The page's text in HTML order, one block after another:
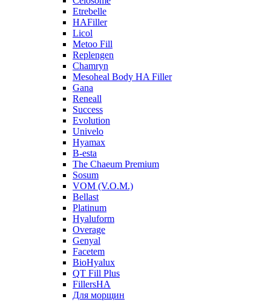
Etrebelle
HAFiller
Licol
Metoo Fill
Replengen
Chamryn
Mesoheal Body HA Filler
Gana
Reneall
Success
Evolution
Univelo
Hyamax
B-esta
The Chaeum Premium
Sosum
VOM (V.O.M.)
Bellast
Platinum
Hyaluform
Overage
Genyal
Facetem
BioHyalux
QT Fill Plus
FillersHA
Для морщин